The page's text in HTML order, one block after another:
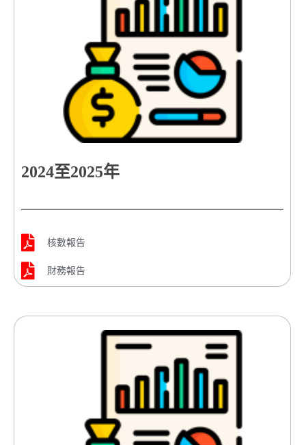
2024至2025年
核數報告
財務報告